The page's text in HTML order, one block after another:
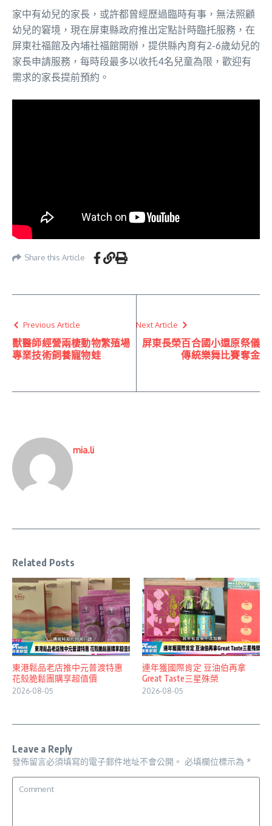
家中有幼兒的家長，或許都曾經歷過臨時有事，無法照顧
幼兒的窘境，現在屏東縣政府推出定點計時臨托服務，在
屏東社福館及內埔社福館開辦，提供縣內育有2-6歲幼兒的
家長申請服務，每時段最多以收托4名兒童為限，歡迎有
需求的家長提前預約。
Share this Article
Previous Article
獸醫師經營兩棲動物繁殖場
專業技術飼養寵物蛙
Next Article
屏東長榮百合國小還原祭儀
傳統樂舞比賽奪金
mia.li
Related Posts
東港鬆品老店推中元普渡特惠
花殼脆鬆團購享超值價
2026-08-05
連年獲國際肯定 豆油伯再拿
Great Taste三星殊榮
2026-08-05
Leave a Reply
發佈留言必須填寫的電子郵件地址不會公開。 必填欄位標示為 *